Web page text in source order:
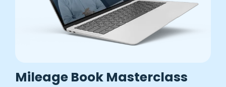
Mileage Book Masterclass